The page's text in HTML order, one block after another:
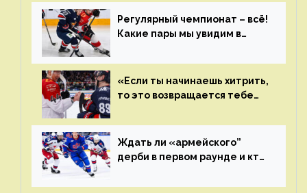
Регулярный чемпионат – всё!
Какие пары мы увидим в
«Если ты начинаешь хитрить,
то это возвращается тебе
Ждать ли «армейского”
дерби в первом раунде и кто
Главные интриги последнего